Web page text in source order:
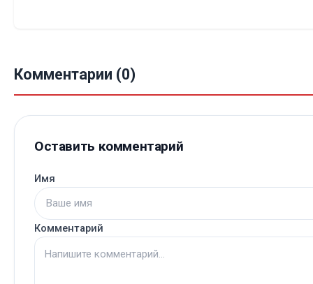
Комментарии (0)
Оставить комментарий
Имя
Комментарий